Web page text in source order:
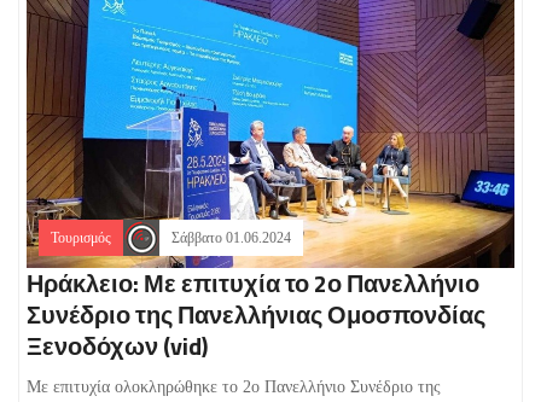
Τουρισμός Σάββατο 01.06.2024
Ηράκλειο: Με επιτυχία το 2ο Πανελλήνιο
Συνέδριο της Πανελλήνιας Ομοσπονδίας
Ξενοδόχων (vid)
Με επιτυχία ολοκληρώθηκε το 2ο Πανελλήνιο Συνέδριο της